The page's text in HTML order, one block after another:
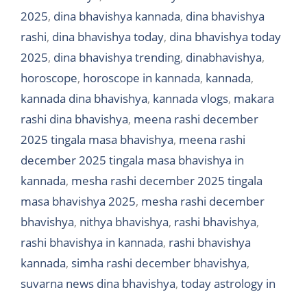
2025, dina bhavishya kannada, dina bhavishya
rashi, dina bhavishya today, dina bhavishya today
2025, dina bhavishya trending, dinabhavishya,
horoscope, horoscope in kannada, kannada,
kannada dina bhavishya, kannada vlogs, makara
rashi dina bhavishya, meena rashi december
2025 tingala masa bhavishya, meena rashi
december 2025 tingala masa bhavishya in
kannada, mesha rashi december 2025 tingala
masa bhavishya 2025, mesha rashi december
bhavishya, nithya bhavishya, rashi bhavishya,
rashi bhavishya in kannada, rashi bhavishya
kannada, simha rashi december bhavishya,
suvarna news dina bhavishya, today astrology in